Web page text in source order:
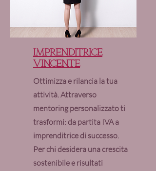
Imprenditrice
vincente
Ottimizza e rilancia la tua
attività. Attraverso
mentoring personalizzato ti
trasformi: da partita IVA a
imprenditrice di successo.
Per chi desidera una crescita
sostenibile e risultati